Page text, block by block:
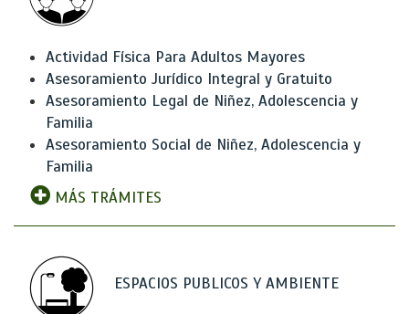
Actividad Física Para Adultos Mayores
Asesoramiento Jurídico Integral y Gratuito
Asesoramiento Legal de Niñez, Adolescencia y
Familia
Asesoramiento Social de Niñez, Adolescencia y
Familia
MÁS TRÁMITES
ESPACIOS PUBLICOS Y AMBIENTE